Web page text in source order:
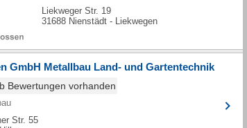
Liekweger Str. 19
31688 Nienstädt - Liekwegen
GmbH Metallbau Land- und Gartentechnik
Bewertungen vorhanden
Str. 55